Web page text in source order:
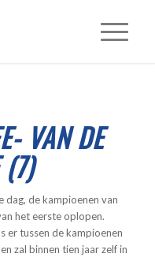
VAN DE
(7)
dag, de kampioenen van
het eerste oplopen.
er tussen de kampioenen
zal binnen tien jaar zelf in